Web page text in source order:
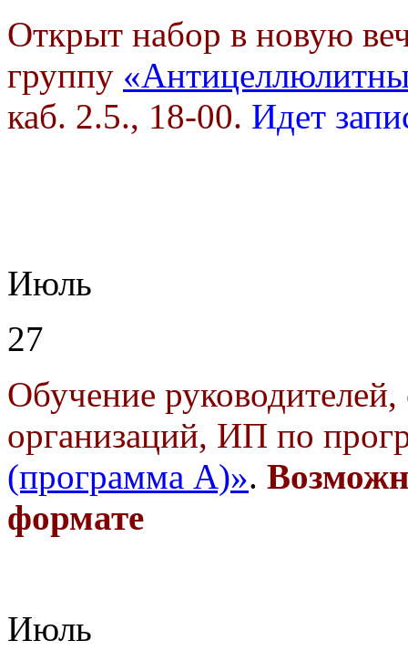
Открыт набор в новую
группу
каб. 2.5., 18-00. Идет
Июль
27
Обучение
организаций, ИП по
(программа А)».
формате
Июль